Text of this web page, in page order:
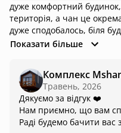
дуже комфортний
територія, а чан це
дуже сподобалось, біля
рибу, також є мангал,
Показати більше
Комплекс
Травень, 2026
Дякуємо за відгук ❤️
Нам приємно, що вам
Раді будемо бачити вас